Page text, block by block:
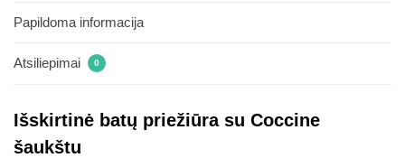
Papildoma informacija
Atsiliepimai 0
Išskirtinė batų priežiūra su Coccine
šaukštu